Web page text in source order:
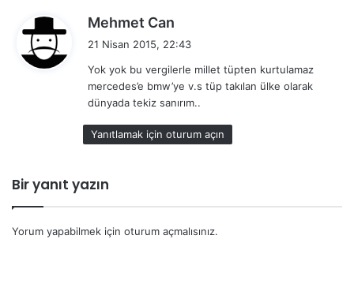
Mehmet Can
i
k
i
:
21 Nisan 2015, 22:43
Yok yok bu vergilerle millet tüpten kurtulamaz
mercedes’e bmw’ye v.s tüp takılan ülke olarak
dünyada tekiz sanırım..
Yanıtlamak için oturum açın
Bir yanıt yazın
Yorum yapabilmek için oturum açmalısınız.